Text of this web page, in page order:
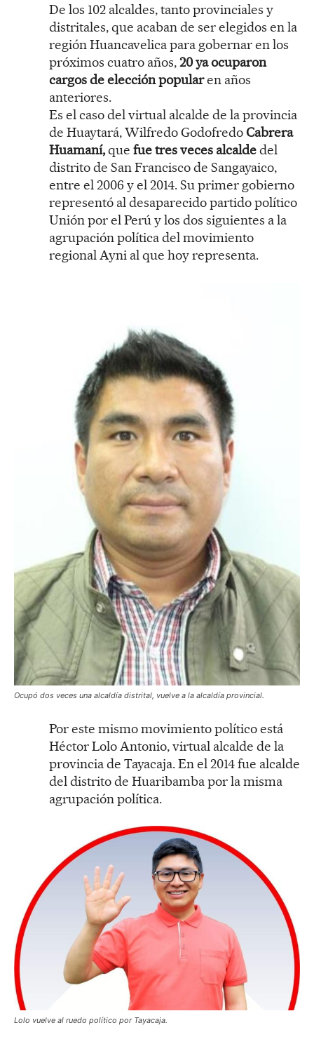
De los 102 alcaldes, tanto provinciales y
distritales, que acaban de ser elegidos en la
región Huancavelica para gobernar en los
próximos cuatro años,20 ya ocuparon
cargos de elección popularen años
anteriores.
Es el caso del virtual alcalde de la provincia
de Huaytará, Wilfredo GodofredoCabrera
Huamaní,que fue tres veces alcaldedel
distrito de San Francisco de Sangayaico,
entre el 2006 y el 2014. Su primer gobierno
representó al desaparecido partido político
Unión por el Perú y los dos siguientes a la
agrupación política del movimiento
regional Ayni al que hoy representa.
Ocupó dos veces una alcaldía distrital, vuelve a la alcaldía provincial.
Por este mismo movimiento político está
Héctor Lolo Antonio, virtual alcalde de la
provincia de Tayacaja. En el 2014 fue alcalde
del distrito de Huaribamba por la misma
agrupación política.
Lolo vuelve al ruedo político por Tayacaja.